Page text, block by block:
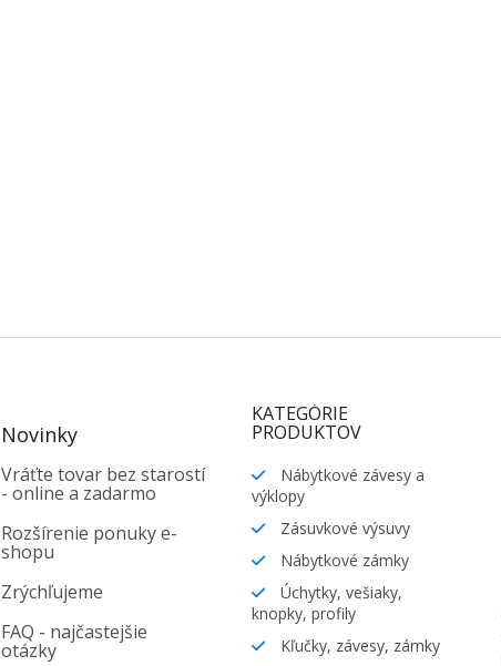
Novinky
Vráťte tovar bez starostí
- online a zadarmo
Rozšírenie ponuky e-
shopu
Zrýchľujeme
FAQ - najčastejšie
otázky
KATEGÓRIE
PRODUKTOV
Nábytkové závesy a
výklopy
Zásuvkové výsuvy
Nábytkové zámky
Úchytky, vešiaky,
knopky, profily
Kľučky, závesy, zámky